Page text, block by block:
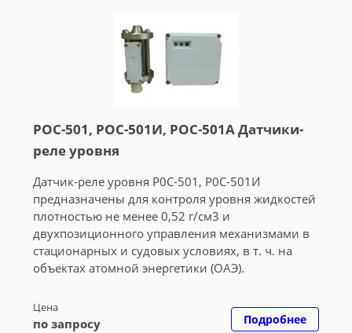
РОС-501, РОС-501И, РОС-501А Датчики-
реле уровня
Датчик-реле уровня Р0С-501, Р0С-501И
предназначены для контроля уровня жидкостей
плотностью не менее 0,52 г/см3 и
двухпозиционного управления механизмами в
стационарных и судовых условиях, в т. ч. на
объектах атомной энергетики (ОАЭ).
Цена
по запросу Подробнее